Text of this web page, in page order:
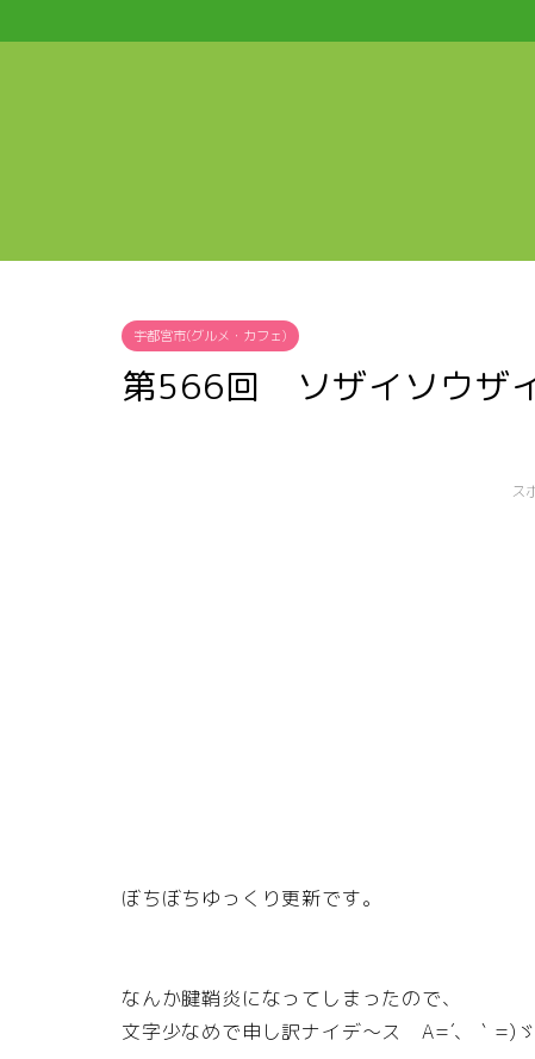
宇都宮市(グルメ・カフェ)
第566回 ソザイソウザ
ス
ぼちぼちゆっくり更新です。
なんか腱鞘炎になってしまったので、
文字少なめで申し訳ナイデ～ス A=´、｀=)ゞ